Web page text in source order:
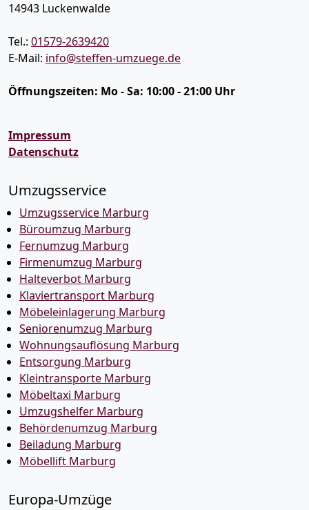
14943 Luckenwalde
Tel.: 01579-2639420
E-Mail: info@steffen-umzuege.de
Öffnungszeiten: Mo - Sa: 10:00 - 21:00 Uhr
Impressum
Datenschutz
Umzugsservice
Umzugsservice Marburg
Büroumzug Marburg
Fernumzug Marburg
Firmenumzug Marburg
Halteverbot Marburg
Klaviertransport Marburg
Möbeleinlagerung Marburg
Seniorenumzug Marburg
Wohnungsauflösung Marburg
Entsorgung Marburg
Kleintransporte Marburg
Möbeltaxi Marburg
Umzugshelfer Marburg
Behördenumzug Marburg
Beiladung Marburg
Möbellift Marburg
Europa-Umzüge